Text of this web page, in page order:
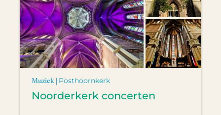
Muziek | Posthoornkerk
Noorderkerk concerten